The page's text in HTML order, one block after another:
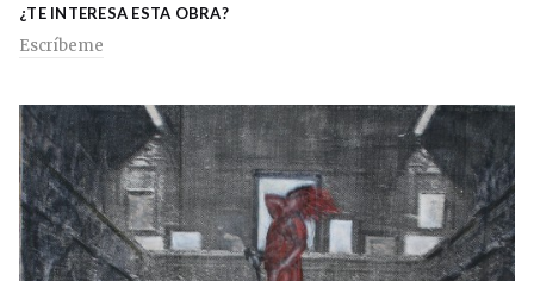
¿TE INTERESA ESTA OBRA?
Escríbeme